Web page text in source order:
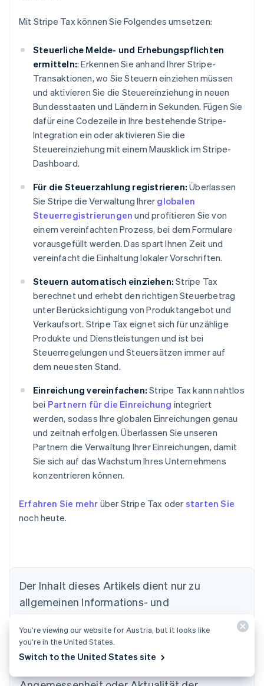
Mit Stripe Tax können Sie Folgendes umsetzen:
Steuerliche Melde- und Erhebungspflichten
ermitteln:: Erkennen Sie anhand Ihrer Stripe-
Transaktionen, wo Sie Steuern einziehen müssen
und aktivieren Sie die Steuereinziehung in neuen
Bundesstaaten und Ländern in Sekunden. Fügen Sie
dafür eine Codezeile in Ihre bestehende Stripe-
Integration ein oder aktivieren Sie die
Steuereinziehung mit einem Mausklick im Stripe-
Dashboard.
Für die Steuerzahlung registrieren: Überlassen
Sie Stripe die Verwaltung Ihrer globalen
Steuerregistrierungen und profitieren Sie von
einem vereinfachten Prozess, bei dem Formulare
vorausgefüllt werden. Das spart Ihnen Zeit und
vereinfacht die Einhaltung lokaler Vorschriften.
Steuern automatisch einziehen: Stripe Tax
berechnet und erhebt den richtigen Steuerbetrag
unter Berücksichtigung von Produktangebot und
Verkaufsort. Stripe Tax eignet sich für unzählige
Produkte und Dienstleistungen und ist bei
Steuerregelungen und Steuersätzen immer auf
dem neuesten Stand.
Einreichung vereinfachen: Stripe Tax kann nahtlos
bei Partnern für die Einreichung integriert
werden, sodass Ihre globalen Einreichungen genau
und zeitnah erfolgen. Überlassen Sie unseren
Partnern die Verwaltung Ihrer Einreichungen, damit
Sie sich auf das Wachstum Ihres Unternehmens
konzentrieren können.
Erfahren Sie mehr über Stripe Tax oder starten Sie
noch heute.
Der Inhalt dieses Artikels dient nur zu
allgemeinen Informations- und
Bildungszwecken und sollte nicht als Rechts-
oder Steuerberatung interpretiert werden.
Stripe übernimmt keine Gewähr oder Garantie
Australien
English
NederlandsFrançaisDeutschEnglish
Brasilien
Português English
Bulgarien
English
You’re viewing our website for Austria, but it looks like
you’re in the United States.
Switch to the United States site